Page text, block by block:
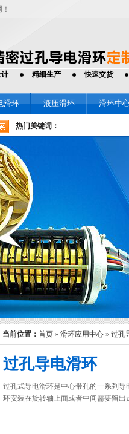
精细生产 快速交货
滑环 液压滑环 滑环中
热门关键词：
当前位置： 首页 » 滑环应用中心 » 过孔
过孔导电滑环
过孔式导电滑环是中心带孔的一系列
环安装在旋转轴上面或者中间需要留出